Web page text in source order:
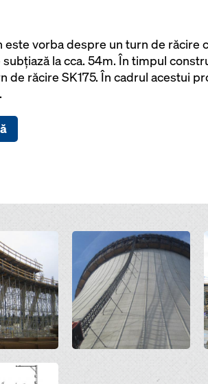
vorba despre un turn de răcire
la cca. 54m. În timpul
răcire SK175. În cadrul acestui
Open